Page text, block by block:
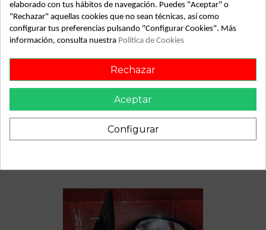
ID: 798722
Fecha disponible:
2022-04-06
Recambio de amortiguador delantero derecho para chrysler
neon (pl) | 0.00 - 0.03 | 0.00 - 0.03 referencia OEM IAM
elaborado con tus hábitos de navegación. Puedes "Aceptar" o
"Rechazar" aquellas cookies que no sean técnicas, así como
configurar tus preferencias pulsando "Configurar Cookies". Más
información, consulta nuestra Política de Cookies
Rechazar
Aceptar
Configurar